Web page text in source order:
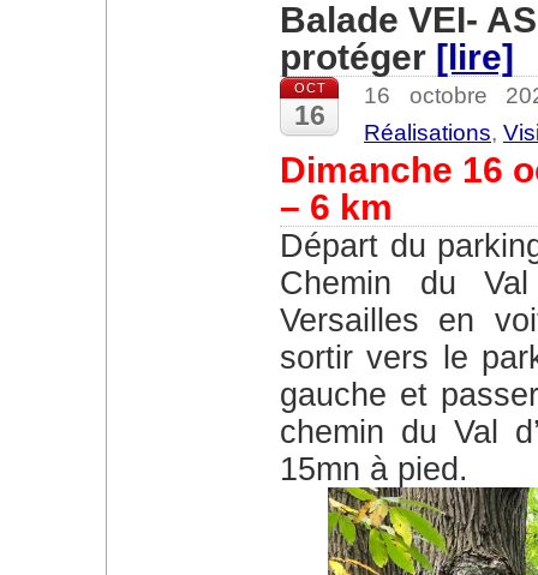
Balade VEI-
protéger [lire]
OCT
16
16 octobre
Réalisations,
Dimanche 16
– 6 km
Départ du parking indiqué sur la carte , au bout du
Chemin du
Versailles en
sortir vers le
gauche et
chemin du Val
15mn à pied.